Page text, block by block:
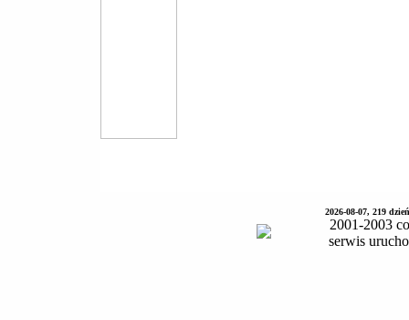
2026-08-07, 219
2001-2003
serwis